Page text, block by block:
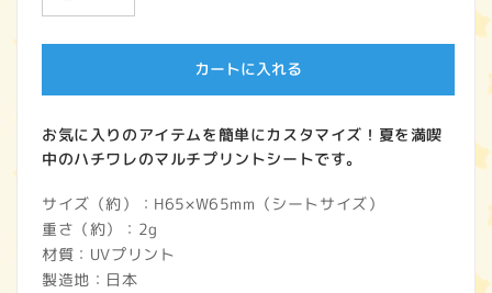
カートに入れる
お気に入りのアイテムを簡単にカスタマイズ！夏を満喫
中のハチワレのマルチプリントシートです。
サイズ（約）：H65×W65mm（シートサイズ）
重さ（約）：2g
材質：UVプリント
製造地：日本